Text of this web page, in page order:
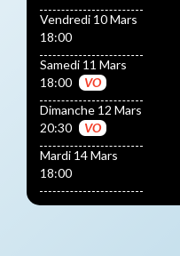
Vendredi 10 Mars
18:00
Samedi 11 Mars
18:00
VO
Dimanche 12 Mars
20:30
VO
Mardi 14 Mars
18:00